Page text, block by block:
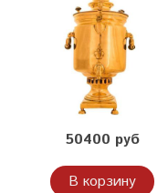
50400 руб
В корзину